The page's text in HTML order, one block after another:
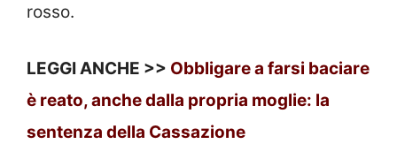
rosso.
LEGGI ANCHE >> Obbligare a farsi baciare
è reato, anche dalla propria moglie: la
sentenza della Cassazione